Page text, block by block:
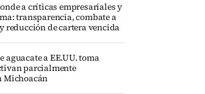
a críticas empresariales y
transparencia, combate a
reducción de cartera vencida
aguacate a EE.UU. toma
parcialmente
Michoacán